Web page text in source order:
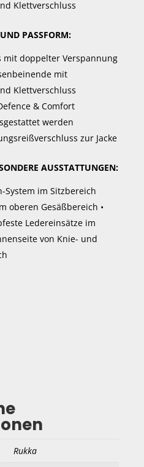
Klettverschluss
PASSFORM:
mit doppelter Verspannung
mit
Klettverschluss
& Comfort
werden
zur Jacke
AUSSTATTUNGEN:
System im Sitzbereich
oberen Gesäßbereich •
Ledereinsätze im
von Knie- und
Rukka